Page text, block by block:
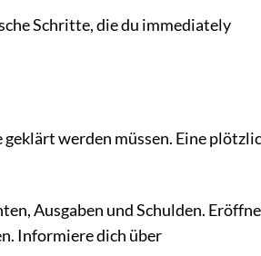
Schritte, die du immediately
werden müssen. Eine
Ausgaben und Schulden. Eröffne
Informiere dich über